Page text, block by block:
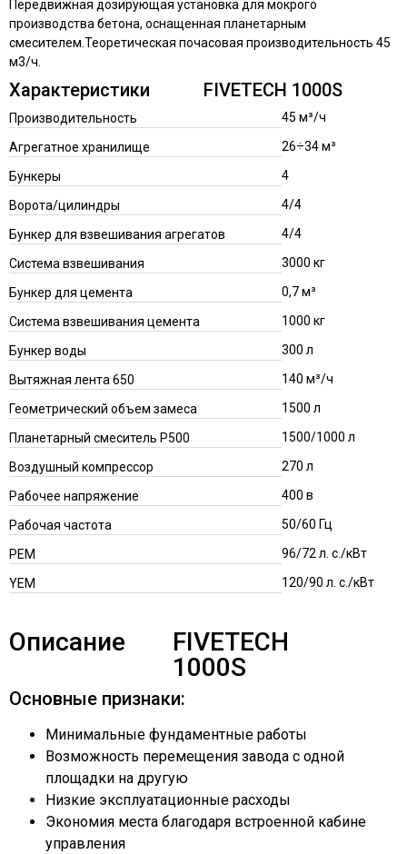
Передвижная дозирующая установка для мокрого
производства бетона, оснащенная планетарным
смесителем.Теоретическая почасовая производительность 45
м3/ч.
Характеристики FIVETECH 1000S
Производительность 45 м³/ч
Агрегатное хранилище 26÷34 м³
Бункеры 4
Ворота/цилиндры 4/4
Бункер для взвешивания агрегатов 4/4
Система взвешивания 3000 кг
Бункер для цемента 0,7 м³
Система взвешивания цемента 1000 кг
Бункер воды 300 л
Вытяжная лента 650 140 м³/ч
Геометрический объем замеса 1500 л
Планетарный смеситель P500 1500/1000 л
Воздушный компрессор 270 л
Рабочее напряжение 400 в
Рабочая частота 50/60 Гц
PEM 96/72 л. с./кВт
YEM 120/90 л. с./кВт
Описание
FIVETECH
1000S
Основные признаки:
Минимальные фундаментные работы
Возможность перемещения завода с одной
площадки на другую
Низкие эксплуатационные расходы
Экономия места благодаря встроенной кабине
управления